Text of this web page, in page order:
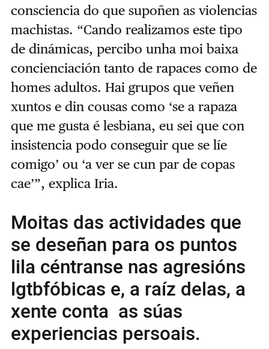
consciencia do que supoñen as violencias
machistas. “Cando realizamos este tipo
de dinámicas, percibo unha moi baixa
concienciación tanto de rapaces como de
homes adultos. Hai grupos que veñen
xuntos e din cousas como ‘se a rapaza
que me gusta é lesbiana, eu sei que con
insistencia podo conseguir que se líe
comigo’ ou ‘a ver se cun par de copas
cae’”, explica Iria.
Moitas das actividades que
se deseñan para os puntos
lila céntranse nas agresións
lgtbfóbicas e, a raíz delas, a
xente conta as súas
experiencias persoais.